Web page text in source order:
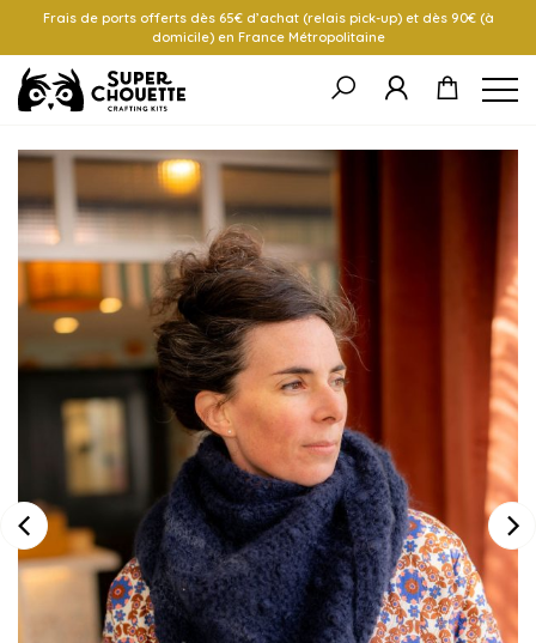
Frais de ports offerts dès 65€ d’achat (relais pick-up) et dès 90€ (à
domicile) en France Métropolitaine